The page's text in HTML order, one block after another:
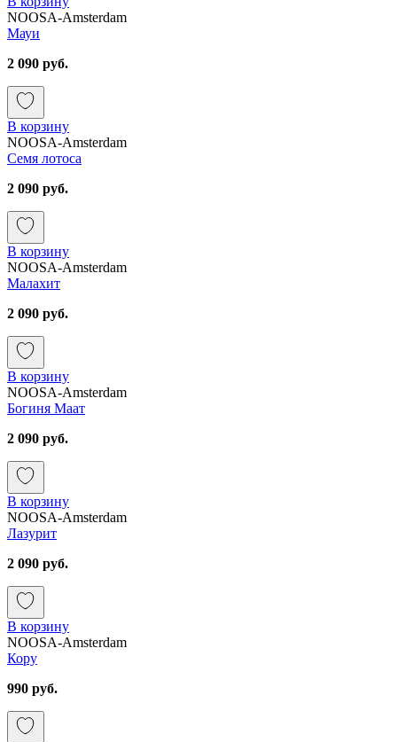
NOOSA-Amsterdam
Мауи
2 090 руб.
В корзину
NOOSA-Amsterdam
Семя лотоса
2 090 руб.
В корзину
NOOSA-Amsterdam
Малахит
2 090 руб.
В корзину
NOOSA-Amsterdam
Богиня Маат
2 090 руб.
В корзину
NOOSA-Amsterdam
Лазурит
2 090 руб.
В корзину
NOOSA-Amsterdam
Кору
990 руб.